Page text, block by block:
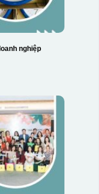
nghiệp